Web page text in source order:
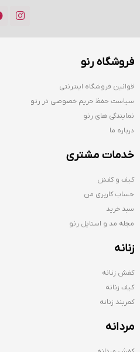
فروشگاه رنو
قوانین فروشگاه اینترنتی
سیاست حفظ حریم خصوصی در رنو
نمایندگی های رنو
درباره ما
خدمات مشتری
کیف و کفش
حساب کاربری من
سبد خرید
مجله مد و استایل رنو
زنانه
کفش زنانه
کیف زنانه
کمربند زنانه
مردانه